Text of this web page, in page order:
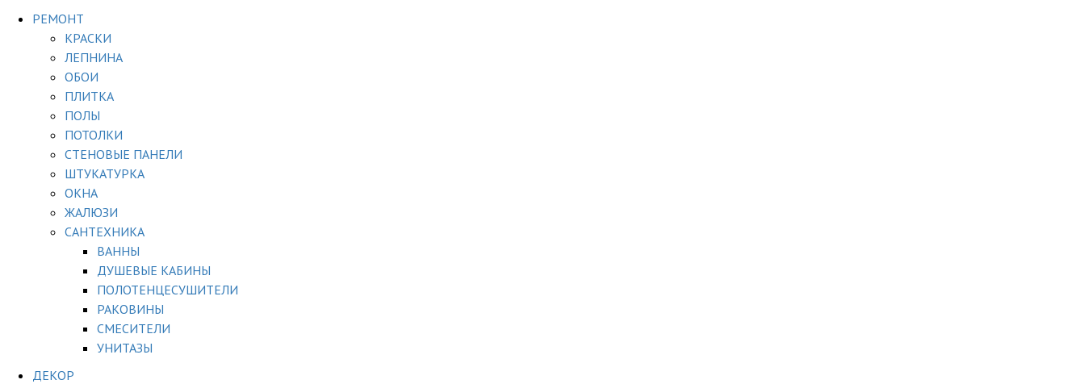
РЕМОНТ
КРАСКИ
ЛЕПНИНА
ОБОИ
ПЛИТКА
ПОЛЫ
ПОТОЛКИ
СТЕНОВЫЕ ПАНЕЛИ
ШТУКАТУРКА
ОКНА
ЖАЛЮЗИ
САНТЕХНИКА
ВАННЫ
ДУШЕВЫЕ КАБИНЫ
ПОЛОТЕНЦЕСУШИТЕЛИ
РАКОВИНЫ
СМЕСИТЕЛИ
УНИТАЗЫ
ДЕКОР